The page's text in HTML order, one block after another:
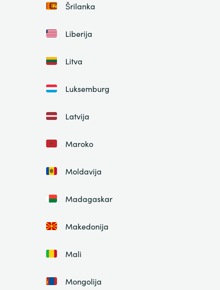
Šrilanka
Liberija
Litva
Luksemburg
Latvija
Maroko
Moldavija
Madagaskar
Makedonija
Mali
Mongolija